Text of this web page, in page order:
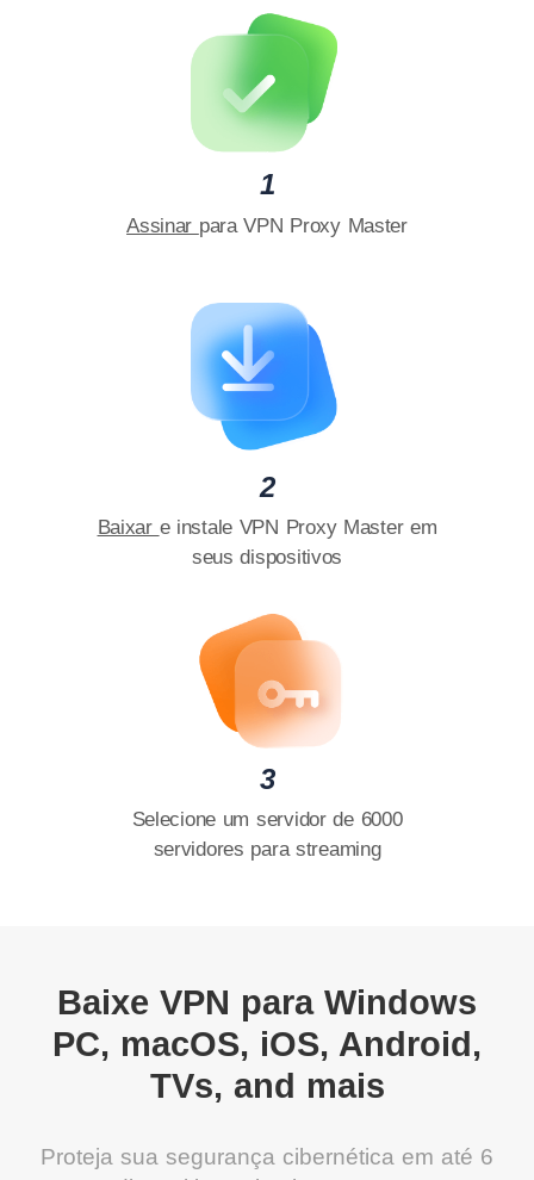
1
Assinar para VPN Proxy Master
2
Baixar e instale VPN Proxy Master em
seus dispositivos
3
Selecione um servidor de 6000
servidores para streaming
Baixe VPN para Windows
PC, macOS, iOS, Android,
TVs, and mais
Proteja sua segurança cibernética em até 6